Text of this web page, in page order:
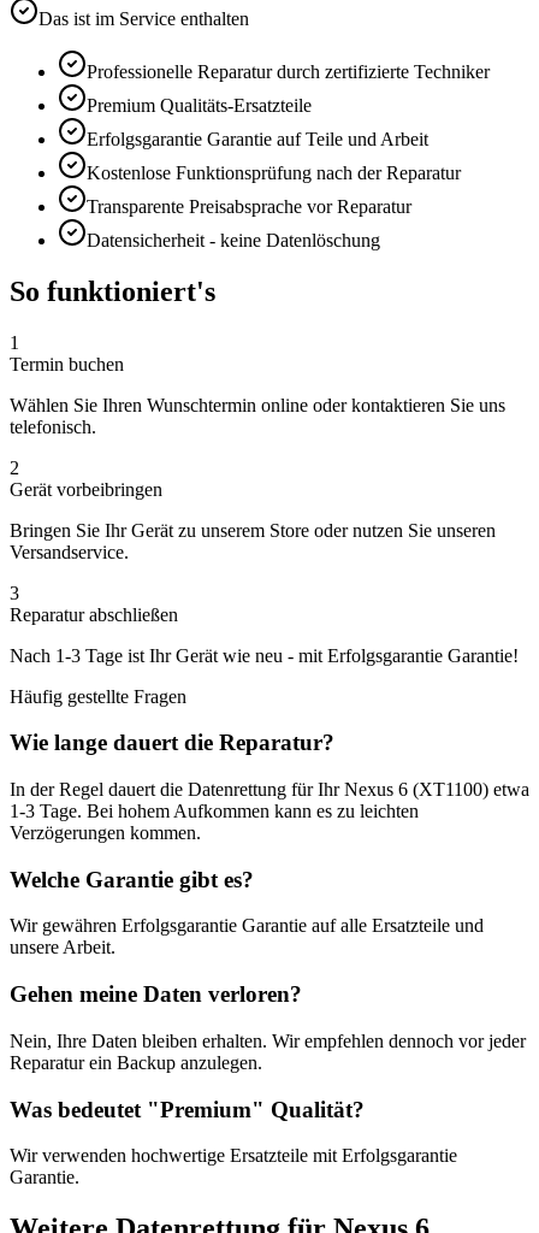
Das ist im Service enthalten
Professionelle Reparatur durch zertifizierte Techniker
Premium Qualitäts-Ersatzteile
Erfolgsgarantie Garantie auf Teile und Arbeit
Kostenlose Funktionsprüfung nach der Reparatur
Transparente Preisabsprache vor Reparatur
Datensicherheit - keine Datenlöschung
So funktioniert's
1
Termin buchen
Wählen Sie Ihren Wunschtermin online oder kontaktieren Sie uns
telefonisch.
2
Gerät vorbeibringen
Bringen Sie Ihr Gerät zu unserem Store oder nutzen Sie unseren
Versandservice.
3
Reparatur abschließen
Nach 1-3 Tage ist Ihr Gerät wie neu - mit Erfolgsgarantie Garantie!
Häufig gestellte Fragen
Wie lange dauert die Reparatur?
In der Regel dauert die Datenrettung für IhrNexus 6 (XT1100) etwa
1-3 Tage. Bei hohem Aufkommen kann es zu leichten
Verzögerungen kommen.
Welche Garantie gibt es?
Wir gewähren Erfolgsgarantie Garantie auf alle Ersatzteile und
unsere Arbeit.
Gehen meine Daten verloren?
Nein, Ihre Daten bleiben erhalten. Wir empfehlen dennoch vor jeder
Reparatur ein Backup anzulegen.
Was bedeutet "Premium" Qualität?
Wir verwenden hochwertige Ersatzteile mit Erfolgsgarantie
Garantie.